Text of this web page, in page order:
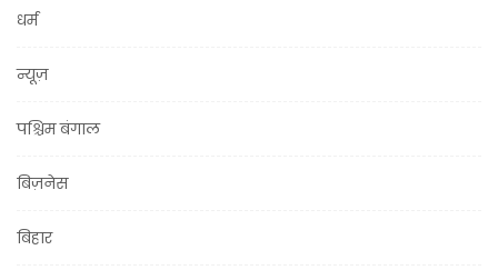
धर्म
न्यूज़
पश्चिम बंगाल
बिज़नेस
बिहार